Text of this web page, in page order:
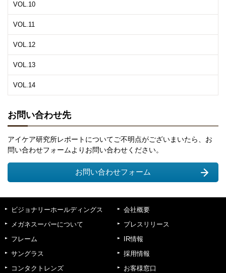
VOL.10
VOL.11
VOL.12
VOL.13
VOL.14
お問い合わせ先
アイケア研究所レポートについてご不明点がございまいたら、お
問い合わせフォームよりお問い合わせください。
お問い合わせフォーム
ビジョナリーホールディングス
メガネスーパーについて
フレーム
サングラス
コンタクトレンズ
会社概要
プレスリリース
IR情報
採用情報
お客様窓口